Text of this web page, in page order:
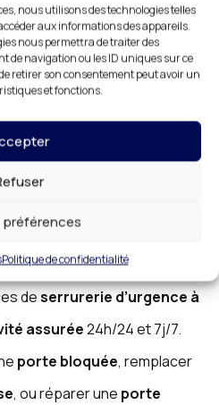
nous utilisons des technologies telles
aux informations des appareils.
nous permettra de traiter des
de navigation ou les ID uniques sur ce
retirer son consentement peut avoir un
et fonctions.
préférences
Politique de confidentialité
serrureou undépannage
assure unprix juste
besoins enserrurerie.
à Meaux : Une
Toute Heure
de pouvoir compter sur un
à tout moment.DR HABITAT
deserrurerie d’urgence à
assurée24h/24 et 7j/7.
porte bloquée, remplacer
, ou réparer une porte